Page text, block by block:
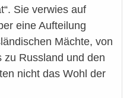
Sie verwies auf
eine Aufteilung
Mächte, von
zu Russland und den
nicht das Wohl der